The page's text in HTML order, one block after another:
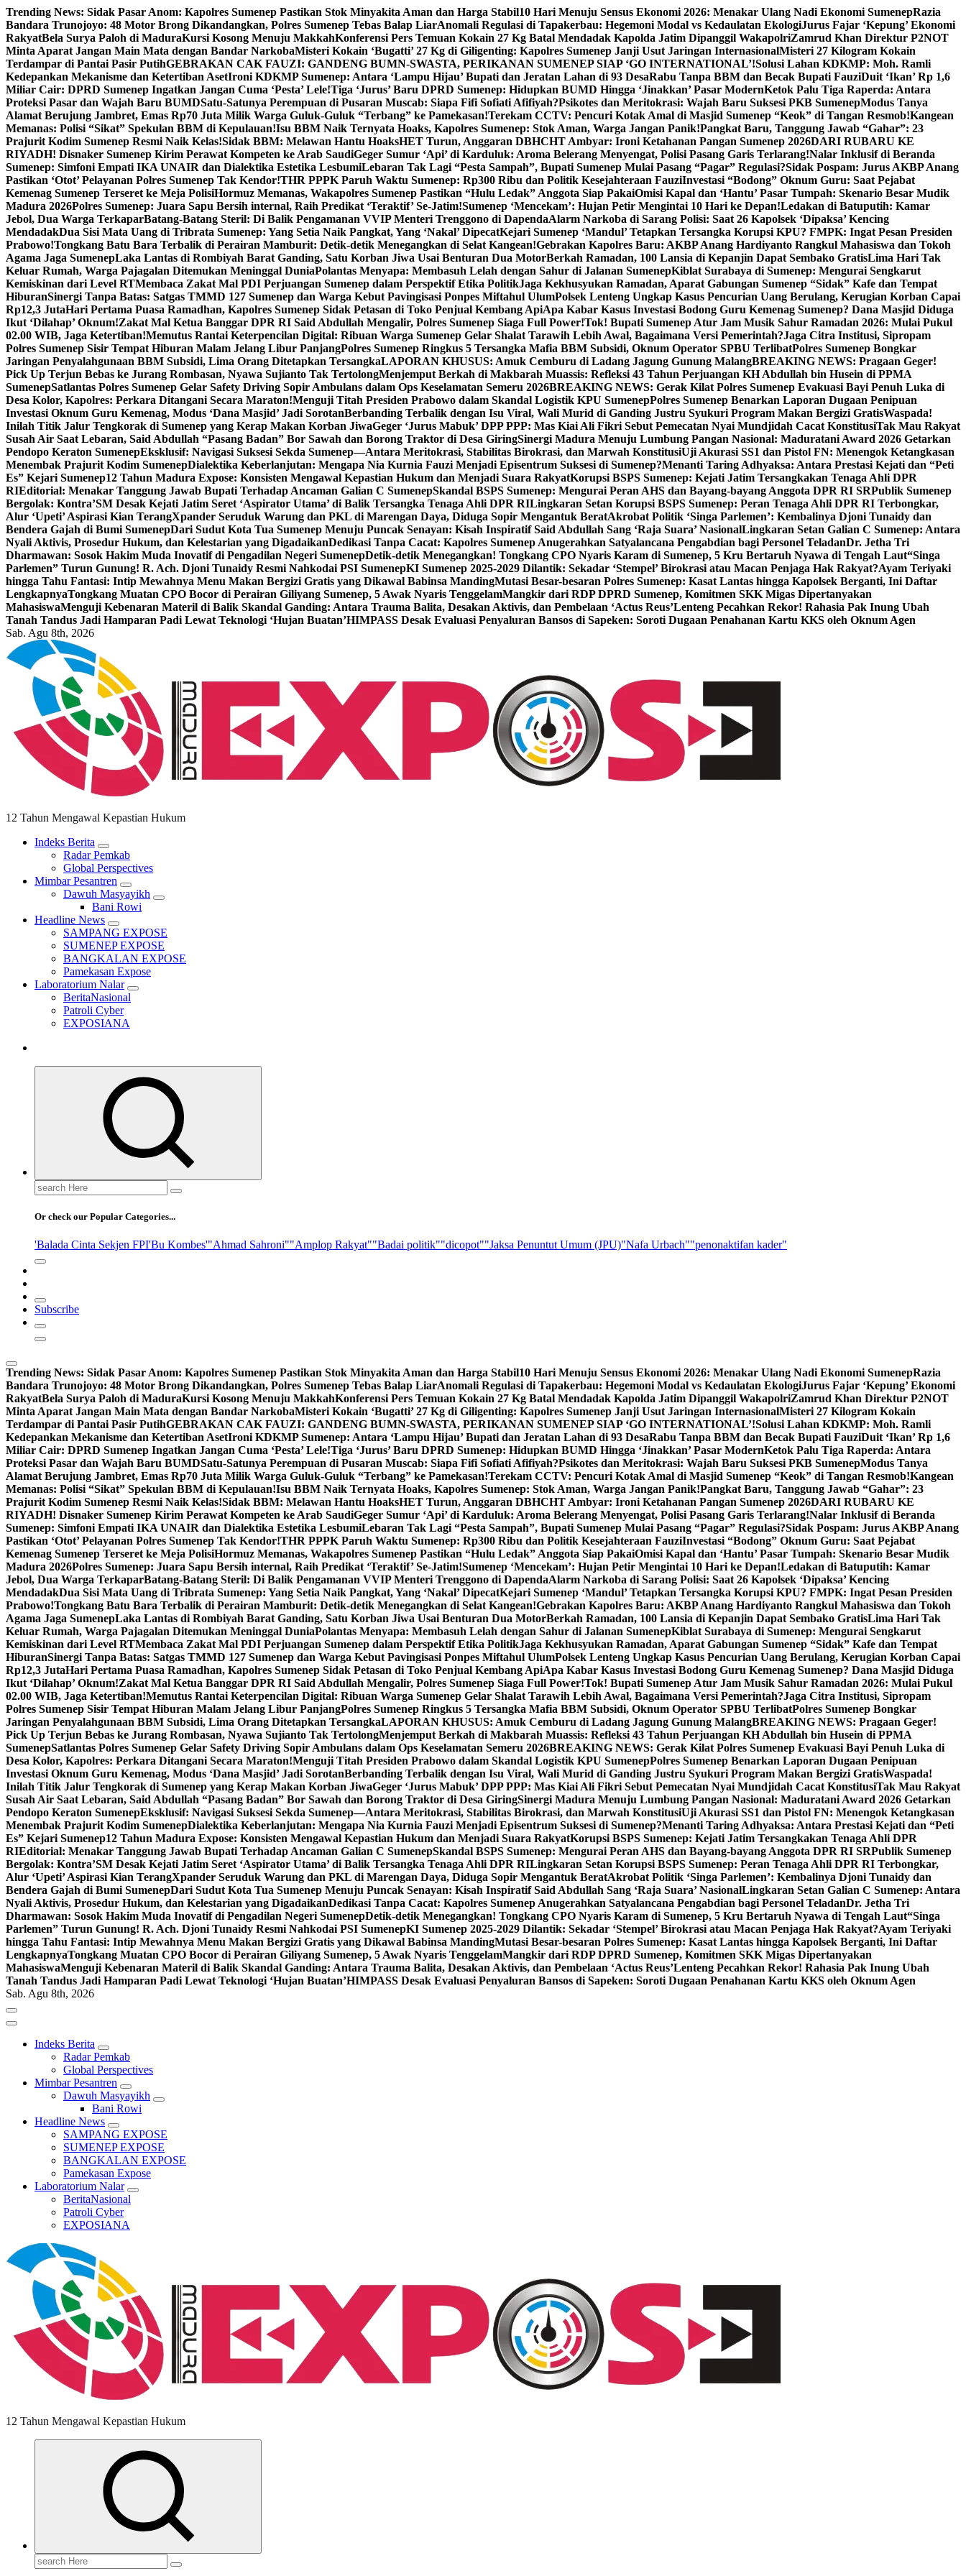
Skip
to
content
Trending News: Sidak Pasar Anom: Kapolres Sumenep Pastikan Stok Minyakita Aman dan Harga Stabil10 Hari Menuju Sensus Ekonomi 2026: Menakar Ulang Nadi Ekonomi SumenepRazia
Bandara Trunojoyo: 48 Motor Brong Dikandangkan, Polres Sumenep Tebas Balap LiarAnomali Regulasi di Tapakerbau: Hegemoni Modal vs Kedaulatan EkologiJurus Fajar ‘Kepung’ Ekonomi
RakyatBela Surya Paloh di MaduraKursi Kosong Menuju MakkahKonferensi Pers Temuan Kokain 27 Kg Batal Mendadak Kapolda Jatim Dipanggil WakapolriZamrud Khan Direktur P2NOT
Minta Aparat Jangan Main Mata dengan Bandar NarkobaMisteri Kokain ‘Bugatti’ 27 Kg di Giligenting: Kapolres Sumenep Janji Usut Jaringan InternasionalMisteri 27 Kilogram Kokain
Terdampar di Pantai Pasir PutihGEBRAKAN CAK FAUZI: GANDENG BUMN-SWASTA, PERIKANAN SUMENEP SIAP ‘GO INTERNATIONAL’!Solusi Lahan KDKMP: Moh. Ramli
Kedepankan Mekanisme dan Ketertiban AsetIroni KDKMP Sumenep: Antara ‘Lampu Hijau’ Bupati dan Jeratan Lahan di 93 DesaRabu Tanpa BBM dan Becak Bupati FauziDuit ‘Ikan’ Rp 1,6
Miliar Cair: DPRD Sumenep Ingatkan Jangan Cuma ‘Pesta’ Lele!Tiga ‘Jurus’ Baru DPRD Sumenep: Hidupkan BUMD Hingga ‘Jinakkan’ Pasar ModernKetok Palu Tiga Raperda: Antara
Proteksi Pasar dan Wajah Baru BUMDSatu-Satunya Perempuan di Pusaran Muscab: Siapa Fifi Sofiati Afifiyah?Psikotes dan Meritokrasi: Wajah Baru Suksesi PKB SumenepModus Tanya
Alamat Berujung Jambret, Emas Rp70 Juta Milik Warga Guluk-Guluk “Terbang” ke Pamekasan!Terekam CCTV: Pencuri Kotak Amal di Masjid Sumenep “Keok” di Tangan Resmob!Kangean
Memanas: Polisi “Sikat” Spekulan BBM di Kepulauan!Isu BBM Naik Ternyata Hoaks, Kapolres Sumenep: Stok Aman, Warga Jangan Panik!Pangkat Baru, Tanggung Jawab “Gahar”: 23
Prajurit Kodim Sumenep Resmi Naik Kelas!Sidak BBM: Melawan Hantu HoaksHET Turun, Anggaran DBHCHT Ambyar: Ironi Ketahanan Pangan Sumenep 2026DARI RUBARU KE
RIYADH! Disnaker Sumenep Kirim Perawat Kompeten ke Arab SaudiGeger Sumur ‘Api’ di Karduluk: Aroma Belerang Menyengat, Polisi Pasang Garis Terlarang!Nalar Inklusif di Beranda
Sumenep: Simfoni Empati IKA UNAIR dan Dialektika Estetika LesbumiLebaran Tak Lagi “Pesta Sampah”, Bupati Sumenep Mulai Pasang “Pagar” Regulasi?Sidak Pospam: Jurus AKBP Anang
Pastikan ‘Otot’ Pelayanan Polres Sumenep Tak Kendor!THR PPPK Paruh Waktu Sumenep: Rp300 Ribu dan Politik Kesejahteraan FauziInvestasi “Bodong” Oknum Guru: Saat Pejabat
Kemenag Sumenep Terseret ke Meja PolisiHormuz Memanas, Wakapolres Sumenep Pastikan “Hulu Ledak” Anggota Siap PakaiOmisi Kapal dan ‘Hantu’ Pasar Tumpah: Skenario Besar Mudik
Madura 2026Polres Sumenep: Juara Sapu Bersih internal, Raih Predikat ‘Teraktif’ Se-Jatim!Sumenep ‘Mencekam’: Hujan Petir Mengintai 10 Hari ke Depan!Ledakan di Batuputih: Kamar
Jebol, Dua Warga TerkaparBatang-Batang Steril: Di Balik Pengamanan VVIP Menteri Trenggono di DapendaAlarm Narkoba di Sarang Polisi: Saat 26 Kapolsek ‘Dipaksa’ Kencing
MendadakDua Sisi Mata Uang di Tribrata Sumenep: Yang Setia Naik Pangkat, Yang ‘Nakal’ DipecatKejari Sumenep ‘Mandul’ Tetapkan Tersangka Korupsi KPU? FMPK: Ingat Pesan Presiden
Prabowo!Tongkang Batu Bara Terbalik di Perairan Mamburit: Detik-detik Menegangkan di Selat Kangean!Gebrakan Kapolres Baru: AKBP Anang Hardiyanto Rangkul Mahasiswa dan Tokoh
Agama Jaga SumenepLaka Lantas di Rombiyah Barat Ganding, Satu Korban Jiwa Usai Benturan Dua MotorBerkah Ramadan, 100 Lansia di Kepanjin Dapat Sembako GratisLima Hari Tak
Keluar Rumah, Warga Pajagalan Ditemukan Meninggal DuniaPolantas Menyapa: Membasuh Lelah dengan Sahur di Jalanan SumenepKiblat Surabaya di Sumenep: Mengurai Sengkarut
Kemiskinan dari Level RTMembaca Zakat Mal PDI Perjuangan Sumenep dalam Perspektif Etika PolitikJaga Kekhusyukan Ramadan, Aparat Gabungan Sumenep “Sidak” Kafe dan Tempat
HiburanSinergi Tanpa Batas: Satgas TMMD 127 Sumenep dan Warga Kebut Pavingisasi Ponpes Miftahul UlumPolsek Lenteng Ungkap Kasus Pencurian Uang Berulang, Kerugian Korban Capai
Rp12,3 JutaHari Pertama Puasa Ramadhan, Kapolres Sumenep Sidak Petasan di Toko Penjual Kembang ApiApa Kabar Kasus Investasi Bodong Guru Kemenag Sumenep? Dana Masjid Diduga
Ikut ‘Dilahap’ Oknum!Zakat Mal Ketua Banggar DPR RI Said Abdullah Mengalir, Polres Sumenep Siaga Full Power!Tok! Bupati Sumenep Atur Jam Musik Sahur Ramadan 2026: Mulai Pukul
02.00 WIB, Jaga Ketertiban!Memutus Rantai Keterpencilan Digital: Ribuan Warga Sumenep Gelar Shalat Tarawih Lebih Awal, Bagaimana Versi Pemerintah?Jaga Citra Institusi, Sipropam
Polres Sumenep Sisir Tempat Hiburan Malam Jelang Libur PanjangPolres Sumenep Ringkus 5 Tersangka Mafia BBM Subsidi, Oknum Operator SPBU TerlibatPolres Sumenep Bongkar
Jaringan Penyalahgunaan BBM Subsidi, Lima Orang Ditetapkan TersangkaLAPORAN KHUSUS: Amuk Cemburu di Ladang Jagung Gunung MalangBREAKING NEWS: Pragaan Geger!
Pick Up Terjun Bebas ke Jurang Rombasan, Nyawa Sujianto Tak TertolongMenjemput Berkah di Makbarah Muassis: Refleksi 43 Tahun Perjuangan KH Abdullah bin Husein di PPMA
SumenepSatlantas Polres Sumenep Gelar Safety Driving Sopir Ambulans dalam Ops Keselamatan Semeru 2026BREAKING NEWS: Gerak Kilat Polres Sumenep Evakuasi Bayi Penuh Luka di
Desa Kolor, Kapolres: Perkara Ditangani Secara Maraton!Menguji Titah Presiden Prabowo dalam Skandal Logistik KPU SumenepPolres Sumenep Benarkan Laporan Dugaan Penipuan
Investasi Oknum Guru Kemenag, Modus ‘Dana Masjid’ Jadi SorotanBerbanding Terbalik dengan Isu Viral, Wali Murid di Ganding Justru Syukuri Program Makan Bergizi GratisWaspada!
Inilah Titik Jalur Tengkorak di Sumenep yang Kerap Makan Korban JiwaGeger ‘Jurus Mabuk’ DPP PPP: Mas Kiai Ali Fikri Sebut Pemecatan Nyai Mundjidah Cacat KonstitusiTak Mau Rakyat
Susah Air Saat Lebaran, Said Abdullah “Pasang Badan” Bor Sawah dan Borong Traktor di Desa GiringSinergi Madura Menuju Lumbung Pangan Nasional: Maduratani Award 2026 Getarkan
Pendopo Keraton SumenepEksklusif: Navigasi Suksesi Sekda Sumenep—Antara Meritokrasi, Stabilitas Birokrasi, dan Marwah KonstitusiUji Akurasi SS1 dan Pistol FN: Menengok Ketangkasan
Menembak Prajurit Kodim SumenepDialektika Keberlanjutan: Mengapa Nia Kurnia Fauzi Menjadi Episentrum Suksesi di Sumenep?Menanti Taring Adhyaksa: Antara Prestasi Kejati dan “Peti
Es” Kejari Sumenep12 Tahun Madura Expose: Konsisten Mengawal Kepastian Hukum dan Menjadi Suara RakyatKorupsi BSPS Sumenep: Kejati Jatim Tersangkakan Tenaga Ahli DPR
RIEditorial: Menakar Tanggung Jawab Bupati Terhadap Ancaman Galian C SumenepSkandal BSPS Sumenep: Mengurai Peran AHS dan Bayang-bayang Anggota DPR RI SRPublik Sumenep
Bergolak: Kontra’SM Desak Kejati Jatim Seret ‘Aspirator Utama’ di Balik Tersangka Tenaga Ahli DPR RILingkaran Setan Korupsi BSPS Sumenep: Peran Tenaga Ahli DPR RI Terbongkar,
Alur ‘Upeti’ Aspirasi Kian TerangXpander Seruduk Warung dan PKL di Marengan Daya, Diduga Sopir Mengantuk BeratAkrobat Politik ‘Singa Parlemen’: Kembalinya Djoni Tunaidy dan
Bendera Gajah di Bumi SumenepDari Sudut Kota Tua Sumenep Menuju Puncak Senayan: Kisah Inspiratif Said Abdullah Sang ‘Raja Suara’ NasionalLingkaran Setan Galian C Sumenep: Antara
Nyali Aktivis, Prosedur Hukum, dan Kelestarian yang DigadaikanDedikasi Tanpa Cacat: Kapolres Sumenep Anugerahkan Satyalancana Pengabdian bagi Personel TeladanDr. Jetha Tri
Dharmawan: Sosok Hakim Muda Inovatif di Pengadilan Negeri SumenepDetik-detik Menegangkan! Tongkang CPO Nyaris Karam di Sumenep, 5 Kru Bertaruh Nyawa di Tengah Laut“Singa
Parlemen” Turun Gunung! R. Ach. Djoni Tunaidy Resmi Nahkodai PSI SumenepKI Sumenep 2025-2029 Dilantik: Sekadar ‘Stempel’ Birokrasi atau Macan Penjaga Hak Rakyat?Ayam Teriyaki
hingga Tahu Fantasi: Intip Mewahnya Menu Makan Bergizi Gratis yang Dikawal Babinsa MandingMutasi Besar-besaran Polres Sumenep: Kasat Lantas hingga Kapolsek Berganti, Ini Daftar
LengkapnyaTongkang Muatan CPO Bocor di Perairan Giliyang Sumenep, 5 Awak Nyaris TenggelamMangkir dari RDP DPRD Sumenep, Komitmen SKK Migas Dipertanyakan
MahasiswaMenguji Kebenaran Materil di Balik Skandal Ganding: Antara Trauma Balita, Desakan Aktivis, dan Pembelaan ‘Actus Reus’Lenteng Pecahkan Rekor! Rahasia Pak Inung Ubah
Tanah Tandus Jadi Hamparan Padi Lewat Teknologi ‘Hujan Buatan’HIMPASS Desak Evaluasi Penyaluran Bansos di Sapeken: Soroti Dugaan Penahanan Kartu KKS oleh Oknum Agen
Sab. Agu 8th, 2026
12 Tahun Mengawal Kepastian Hukum
Indeks Berita
Radar Pemkab
Global Perspectives
Mimbar Pesantren
Dawuh Masyayikh
Bani Rowi
Headline News
SAMPANG EXPOSE
SUMENEP EXPOSE
BANGKALAN EXPOSE
Pamekasan Expose
Laboratorium Nalar
BeritaNasional
Patroli Cyber
EXPOSIANA
Search
for:
Or check our Popular Categories...
'Balada Cinta Sekjen FPI'Bu Kombes'"Ahmad Sahroni""Amplop Rakyat""Badai politik""dicopot""Jaksa Penuntut Umum (JPU)"Nafa Urbach""penonaktifan kader"
Subscribe
Trending News: Sidak Pasar Anom: Kapolres Sumenep Pastikan Stok Minyakita Aman dan Harga Stabil10 Hari Menuju Sensus Ekonomi 2026: Menakar Ulang Nadi Ekonomi SumenepRazia
Bandara Trunojoyo: 48 Motor Brong Dikandangkan, Polres Sumenep Tebas Balap LiarAnomali Regulasi di Tapakerbau: Hegemoni Modal vs Kedaulatan EkologiJurus Fajar ‘Kepung’ Ekonomi
RakyatBela Surya Paloh di MaduraKursi Kosong Menuju MakkahKonferensi Pers Temuan Kokain 27 Kg Batal Mendadak Kapolda Jatim Dipanggil WakapolriZamrud Khan Direktur P2NOT
Minta Aparat Jangan Main Mata dengan Bandar NarkobaMisteri Kokain ‘Bugatti’ 27 Kg di Giligenting: Kapolres Sumenep Janji Usut Jaringan InternasionalMisteri 27 Kilogram Kokain
Terdampar di Pantai Pasir PutihGEBRAKAN CAK FAUZI: GANDENG BUMN-SWASTA, PERIKANAN SUMENEP SIAP ‘GO INTERNATIONAL’!Solusi Lahan KDKMP: Moh. Ramli
Kedepankan Mekanisme dan Ketertiban AsetIroni KDKMP Sumenep: Antara ‘Lampu Hijau’ Bupati dan Jeratan Lahan di 93 DesaRabu Tanpa BBM dan Becak Bupati FauziDuit ‘Ikan’ Rp 1,6
Miliar Cair: DPRD Sumenep Ingatkan Jangan Cuma ‘Pesta’ Lele!Tiga ‘Jurus’ Baru DPRD Sumenep: Hidupkan BUMD Hingga ‘Jinakkan’ Pasar ModernKetok Palu Tiga Raperda: Antara
Proteksi Pasar dan Wajah Baru BUMDSatu-Satunya Perempuan di Pusaran Muscab: Siapa Fifi Sofiati Afifiyah?Psikotes dan Meritokrasi: Wajah Baru Suksesi PKB SumenepModus Tanya
Alamat Berujung Jambret, Emas Rp70 Juta Milik Warga Guluk-Guluk “Terbang” ke Pamekasan!Terekam CCTV: Pencuri Kotak Amal di Masjid Sumenep “Keok” di Tangan Resmob!Kangean
Memanas: Polisi “Sikat” Spekulan BBM di Kepulauan!Isu BBM Naik Ternyata Hoaks, Kapolres Sumenep: Stok Aman, Warga Jangan Panik!Pangkat Baru, Tanggung Jawab “Gahar”: 23
Prajurit Kodim Sumenep Resmi Naik Kelas!Sidak BBM: Melawan Hantu HoaksHET Turun, Anggaran DBHCHT Ambyar: Ironi Ketahanan Pangan Sumenep 2026DARI RUBARU KE
RIYADH! Disnaker Sumenep Kirim Perawat Kompeten ke Arab SaudiGeger Sumur ‘Api’ di Karduluk: Aroma Belerang Menyengat, Polisi Pasang Garis Terlarang!Nalar Inklusif di Beranda
Sumenep: Simfoni Empati IKA UNAIR dan Dialektika Estetika LesbumiLebaran Tak Lagi “Pesta Sampah”, Bupati Sumenep Mulai Pasang “Pagar” Regulasi?Sidak Pospam: Jurus AKBP Anang
Pastikan ‘Otot’ Pelayanan Polres Sumenep Tak Kendor!THR PPPK Paruh Waktu Sumenep: Rp300 Ribu dan Politik Kesejahteraan FauziInvestasi “Bodong” Oknum Guru: Saat Pejabat
Kemenag Sumenep Terseret ke Meja PolisiHormuz Memanas, Wakapolres Sumenep Pastikan “Hulu Ledak” Anggota Siap PakaiOmisi Kapal dan ‘Hantu’ Pasar Tumpah: Skenario Besar Mudik
Madura 2026Polres Sumenep: Juara Sapu Bersih internal, Raih Predikat ‘Teraktif’ Se-Jatim!Sumenep ‘Mencekam’: Hujan Petir Mengintai 10 Hari ke Depan!Ledakan di Batuputih: Kamar
Jebol, Dua Warga TerkaparBatang-Batang Steril: Di Balik Pengamanan VVIP Menteri Trenggono di DapendaAlarm Narkoba di Sarang Polisi: Saat 26 Kapolsek ‘Dipaksa’ Kencing
MendadakDua Sisi Mata Uang di Tribrata Sumenep: Yang Setia Naik Pangkat, Yang ‘Nakal’ DipecatKejari Sumenep ‘Mandul’ Tetapkan Tersangka Korupsi KPU? FMPK: Ingat Pesan Presiden
Prabowo!Tongkang Batu Bara Terbalik di Perairan Mamburit: Detik-detik Menegangkan di Selat Kangean!Gebrakan Kapolres Baru: AKBP Anang Hardiyanto Rangkul Mahasiswa dan Tokoh
Agama Jaga SumenepLaka Lantas di Rombiyah Barat Ganding, Satu Korban Jiwa Usai Benturan Dua MotorBerkah Ramadan, 100 Lansia di Kepanjin Dapat Sembako GratisLima Hari Tak
Keluar Rumah, Warga Pajagalan Ditemukan Meninggal DuniaPolantas Menyapa: Membasuh Lelah dengan Sahur di Jalanan SumenepKiblat Surabaya di Sumenep: Mengurai Sengkarut
Kemiskinan dari Level RTMembaca Zakat Mal PDI Perjuangan Sumenep dalam Perspektif Etika PolitikJaga Kekhusyukan Ramadan, Aparat Gabungan Sumenep “Sidak” Kafe dan Tempat
HiburanSinergi Tanpa Batas: Satgas TMMD 127 Sumenep dan Warga Kebut Pavingisasi Ponpes Miftahul UlumPolsek Lenteng Ungkap Kasus Pencurian Uang Berulang, Kerugian Korban Capai
Rp12,3 JutaHari Pertama Puasa Ramadhan, Kapolres Sumenep Sidak Petasan di Toko Penjual Kembang ApiApa Kabar Kasus Investasi Bodong Guru Kemenag Sumenep? Dana Masjid Diduga
Ikut ‘Dilahap’ Oknum!Zakat Mal Ketua Banggar DPR RI Said Abdullah Mengalir, Polres Sumenep Siaga Full Power!Tok! Bupati Sumenep Atur Jam Musik Sahur Ramadan 2026: Mulai Pukul
02.00 WIB, Jaga Ketertiban!Memutus Rantai Keterpencilan Digital: Ribuan Warga Sumenep Gelar Shalat Tarawih Lebih Awal, Bagaimana Versi Pemerintah?Jaga Citra Institusi, Sipropam
Polres Sumenep Sisir Tempat Hiburan Malam Jelang Libur PanjangPolres Sumenep Ringkus 5 Tersangka Mafia BBM Subsidi, Oknum Operator SPBU TerlibatPolres Sumenep Bongkar
Jaringan Penyalahgunaan BBM Subsidi, Lima Orang Ditetapkan TersangkaLAPORAN KHUSUS: Amuk Cemburu di Ladang Jagung Gunung MalangBREAKING NEWS: Pragaan Geger!
Pick Up Terjun Bebas ke Jurang Rombasan, Nyawa Sujianto Tak TertolongMenjemput Berkah di Makbarah Muassis: Refleksi 43 Tahun Perjuangan KH Abdullah bin Husein di PPMA
SumenepSatlantas Polres Sumenep Gelar Safety Driving Sopir Ambulans dalam Ops Keselamatan Semeru 2026BREAKING NEWS: Gerak Kilat Polres Sumenep Evakuasi Bayi Penuh Luka di
Desa Kolor, Kapolres: Perkara Ditangani Secara Maraton!Menguji Titah Presiden Prabowo dalam Skandal Logistik KPU SumenepPolres Sumenep Benarkan Laporan Dugaan Penipuan
Investasi Oknum Guru Kemenag, Modus ‘Dana Masjid’ Jadi SorotanBerbanding Terbalik dengan Isu Viral, Wali Murid di Ganding Justru Syukuri Program Makan Bergizi GratisWaspada!
Inilah Titik Jalur Tengkorak di Sumenep yang Kerap Makan Korban JiwaGeger ‘Jurus Mabuk’ DPP PPP: Mas Kiai Ali Fikri Sebut Pemecatan Nyai Mundjidah Cacat KonstitusiTak Mau Rakyat
Susah Air Saat Lebaran, Said Abdullah “Pasang Badan” Bor Sawah dan Borong Traktor di Desa GiringSinergi Madura Menuju Lumbung Pangan Nasional: Maduratani Award 2026 Getarkan
Pendopo Keraton SumenepEksklusif: Navigasi Suksesi Sekda Sumenep—Antara Meritokrasi, Stabilitas Birokrasi, dan Marwah KonstitusiUji Akurasi SS1 dan Pistol FN: Menengok Ketangkasan
Menembak Prajurit Kodim SumenepDialektika Keberlanjutan: Mengapa Nia Kurnia Fauzi Menjadi Episentrum Suksesi di Sumenep?Menanti Taring Adhyaksa: Antara Prestasi Kejati dan “Peti
Es” Kejari Sumenep12 Tahun Madura Expose: Konsisten Mengawal Kepastian Hukum dan Menjadi Suara RakyatKorupsi BSPS Sumenep: Kejati Jatim Tersangkakan Tenaga Ahli DPR
RIEditorial: Menakar Tanggung Jawab Bupati Terhadap Ancaman Galian C SumenepSkandal BSPS Sumenep: Mengurai Peran AHS dan Bayang-bayang Anggota DPR RI SRPublik Sumenep
Bergolak: Kontra’SM Desak Kejati Jatim Seret ‘Aspirator Utama’ di Balik Tersangka Tenaga Ahli DPR RILingkaran Setan Korupsi BSPS Sumenep: Peran Tenaga Ahli DPR RI Terbongkar,
Alur ‘Upeti’ Aspirasi Kian TerangXpander Seruduk Warung dan PKL di Marengan Daya, Diduga Sopir Mengantuk BeratAkrobat Politik ‘Singa Parlemen’: Kembalinya Djoni Tunaidy dan
Bendera Gajah di Bumi SumenepDari Sudut Kota Tua Sumenep Menuju Puncak Senayan: Kisah Inspiratif Said Abdullah Sang ‘Raja Suara’ NasionalLingkaran Setan Galian C Sumenep: Antara
Nyali Aktivis, Prosedur Hukum, dan Kelestarian yang DigadaikanDedikasi Tanpa Cacat: Kapolres Sumenep Anugerahkan Satyalancana Pengabdian bagi Personel TeladanDr. Jetha Tri
Dharmawan: Sosok Hakim Muda Inovatif di Pengadilan Negeri SumenepDetik-detik Menegangkan! Tongkang CPO Nyaris Karam di Sumenep, 5 Kru Bertaruh Nyawa di Tengah Laut“Singa
Parlemen” Turun Gunung! R. Ach. Djoni Tunaidy Resmi Nahkodai PSI SumenepKI Sumenep 2025-2029 Dilantik: Sekadar ‘Stempel’ Birokrasi atau Macan Penjaga Hak Rakyat?Ayam Teriyaki
hingga Tahu Fantasi: Intip Mewahnya Menu Makan Bergizi Gratis yang Dikawal Babinsa MandingMutasi Besar-besaran Polres Sumenep: Kasat Lantas hingga Kapolsek Berganti, Ini Daftar
LengkapnyaTongkang Muatan CPO Bocor di Perairan Giliyang Sumenep, 5 Awak Nyaris TenggelamMangkir dari RDP DPRD Sumenep, Komitmen SKK Migas Dipertanyakan
MahasiswaMenguji Kebenaran Materil di Balik Skandal Ganding: Antara Trauma Balita, Desakan Aktivis, dan Pembelaan ‘Actus Reus’Lenteng Pecahkan Rekor! Rahasia Pak Inung Ubah
Tanah Tandus Jadi Hamparan Padi Lewat Teknologi ‘Hujan Buatan’HIMPASS Desak Evaluasi Penyaluran Bansos di Sapeken: Soroti Dugaan Penahanan Kartu KKS oleh Oknum Agen
Sab. Agu 8th, 2026
Indeks Berita
Radar Pemkab
Global Perspectives
Mimbar Pesantren
Dawuh Masyayikh
Bani Rowi
Headline News
SAMPANG EXPOSE
SUMENEP EXPOSE
BANGKALAN EXPOSE
Pamekasan Expose
Laboratorium Nalar
BeritaNasional
Patroli Cyber
EXPOSIANA
12 Tahun Mengawal Kepastian Hukum
Search
for: